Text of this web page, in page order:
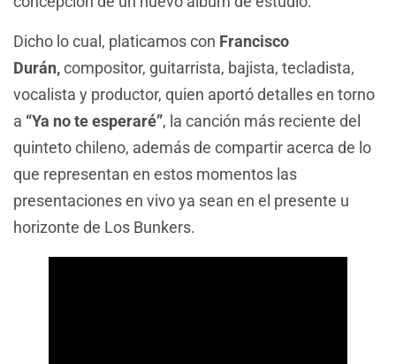
Dicho lo cual, platicamos con Francisco
Durán,compositor, guitarrista, bajista, tecladista,
vocalista y productor, quien aportó detalles en torno
a “Ya no te esperaré”, la canción más reciente del
quinteto chileno, además de compartir acerca de lo
que representan en estos momentos las
presentaciones en vivo ya sean en el presente u
horizonte de Los Bunkers.